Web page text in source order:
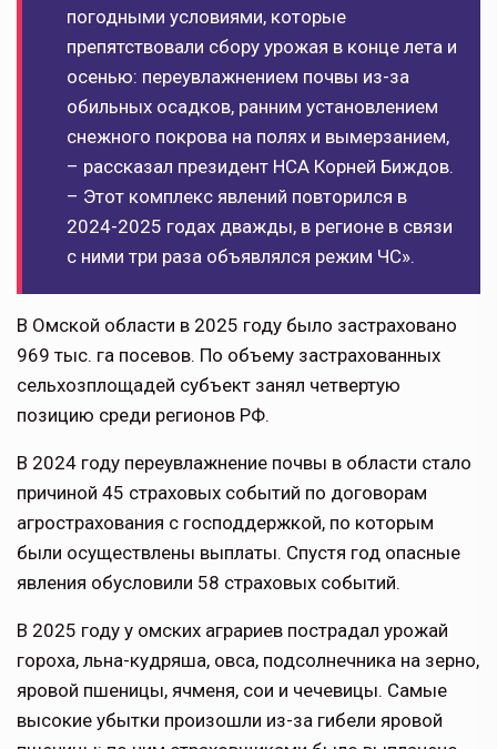
погодными условиями, которые
препятствовали сбору урожая в конце лета и
осенью: переувлажнением почвы из-за
обильных осадков, ранним установлением
снежного покрова на полях и вымерзанием,
– рассказал президент НСА Корней Биждов.
– Этот комплекс явлений повторился в
2024-2025 годах дважды, в регионе в связи
с ними три раза объявлялся режим ЧС».
В Омской области в 2025 году было застраховано
969 тыс. га посевов. По объему застрахованных
сельхозплощадей субъект занял четвертую
позицию среди регионов РФ.
В 2024 году переувлажнение почвы в области стало
причиной 45 страховых событий по договорам
агрострахования с господдержкой, по которым
были осуществлены выплаты. Спустя год опасные
явления обусловили 58 страховых событий.
В 2025 году у омских аграриев пострадал урожай
гороха, льна-кудряша, овса, подсолнечника на зерно,
яровой пшеницы, ячменя, сои и чечевицы. Самые
высокие убытки произошли из-за гибели яровой